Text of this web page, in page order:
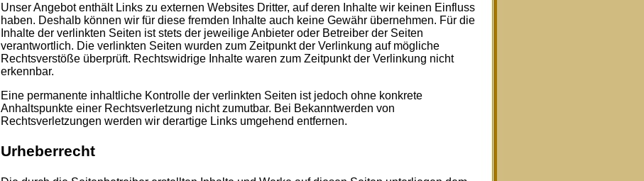
Unser Angebot enthält Links zu externen Websites Dritter, auf deren Inhalte wir keinen Einfluss
haben. Deshalb können wir für diese fremden Inhalte auch keine Gewähr übernehmen. Für die
Inhalte der verlinkten Seiten ist stets der jeweilige Anbieter oder Betreiber der Seiten
verantwortlich. Die verlinkten Seiten wurden zum Zeitpunkt der Verlinkung auf mögliche
Rechtsverstöße überprüft. Rechtswidrige Inhalte waren zum Zeitpunkt der Verlinkung nicht
erkennbar.
Eine permanente inhaltliche Kontrolle der verlinkten Seiten ist jedoch ohne konkrete
Anhaltspunkte einer Rechtsverletzung nicht zumutbar. Bei Bekanntwerden von
Rechtsverletzungen werden wir derartige Links umgehend entfernen.
Urheberrecht